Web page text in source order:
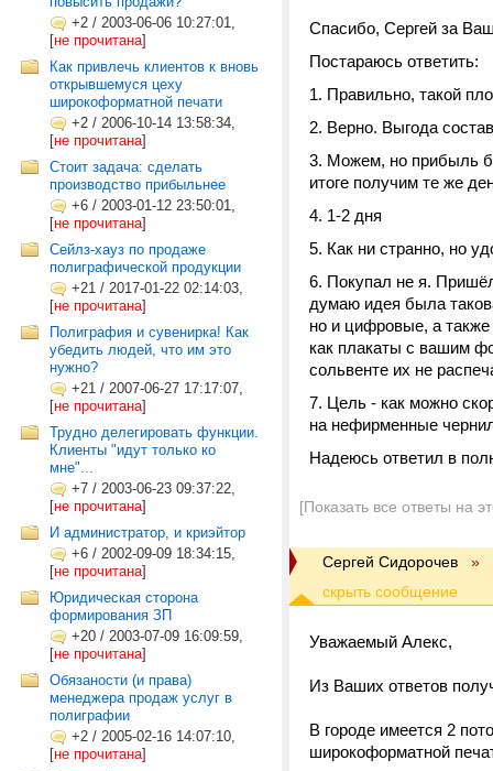
+2 / 2003-06-06 10:27:01,
[не прочитана]
Как привлечь клиентов к вновь
открывшемуся цеху
широкоформатной печати
+2 / 2006-10-14 13:58:34,
[не прочитана]
Стоит задача: сделать
производство прибыльнее
+6 / 2003-01-12 23:50:01,
[не прочитана]
Сейлз-хауз по продаже
полиграфической продукции
+21 / 2017-01-22 02:14:03,
[не прочитана]
Полиграфия и сувенирка! Как
убедить людей, что им это
нужно?
+21 / 2007-06-27 17:17:07,
[не прочитана]
Трудно делегировать функции.
Клиенты "идут только ко
мне"...
+7 / 2003-06-23 09:37:22,
[не прочитана]
И администратор, и криэйтор
+6 / 2002-09-09 18:34:15,
[не прочитана]
Юридическая сторона
формирования ЗП
+20 / 2003-07-09 16:09:59,
[не прочитана]
Обязаности (и права)
менеджера продаж услуг в
полиграфии
+2 / 2005-02-16 14:07:10,
[не прочитана]
Спасибо, Сергей за
Постараюсь ответить:
1. Правильно, такой
2. Верно. Выгода
3. Можем, но прибыль
итоге получим те же
4. 1-2 дня
5. Как ни странно, но
6. Покупал не я.
думаю идея была
но и цифровые, а также
как плакаты с вашим
сольвенте их не
7. Цель - как можно
на нефирменные
Надеюсь ответил в
[Показать все ответы на
Сергей Сидорочев »
Уважаемый Алекс,
Из Ваших ответов
В городе имеется 2
широкоформатной